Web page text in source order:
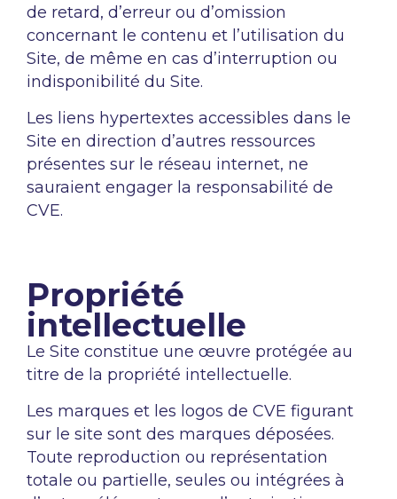
de retard, d’erreur ou d’omission
concernant le contenu et l’utilisation du
Site, de même en cas d’interruption ou
indisponibilité du Site.
Les liens hypertextes accessibles dans le
Site en direction d’autres ressources
présentes sur le réseau internet, ne
sauraient engager la responsabilité de
CVE.
Propriété
intellectuelle
Le Site constitue une œuvre protégée au
titre de la propriété intellectuelle.
Les marques et les logos de CVE figurant
sur le site sont des marques déposées.
Toute reproduction ou représentation
totale ou partielle, seules ou intégrées à